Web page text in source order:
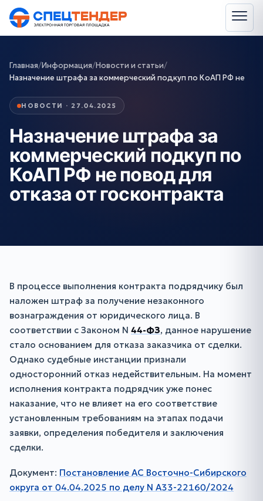
Главная/Информация/Новости и статьи/
Назначение штрафа за коммерческий подкуп по КоАП РФ не
НОВОСТИ · 27.04.2025
Назначение штрафа за
коммерческий подкуп по
КоАП РФ не повод для
отказа от госконтракта
В процессе выполнения контракта подрядчику был
наложен штраф за получение незаконного
вознаграждения от юридического лица. В
соответствии с Законом N 44-ФЗ, данное нарушение
стало основанием для отказа заказчика от сделки.
Однако судебные инстанции признали
односторонний отказ недействительным. На момент
исполнения контракта подрядчик уже понес
наказание, что не влияет на его соответствие
установленным требованиям на этапах подачи
заявки, определения победителя и заключения
сделки.
Документ: Постановление АС Восточно-Сибирского
округа от 04.04.2025 по делу N А33-22160/2024